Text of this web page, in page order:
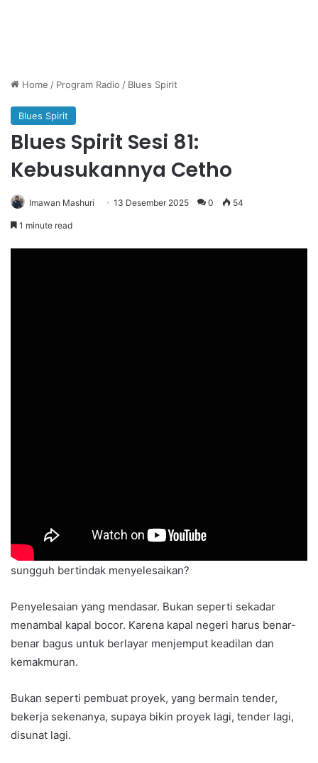
Home / Program Radio / Blues Spirit
Blues Spirit
Blues Spirit Sesi 81:
Kebusukannya Cetho
Imawan Mashuri 13 Desember 2025 0 54
1 minute read
yang sudah dimuntahkan oleh alam, untuk bisa berbicara
mendasar kepada para elite kekuasaan, supaya sungguh-
sungguh bertindak menyelesaikan?
Penyelesaian yang mendasar. Bukan seperti sekadar
menambal kapal bocor. Karena kapal negeri harus benar-
benar bagus untuk berlayar menjemput keadilan dan
kemakmuran.
Bukan seperti pembuat proyek, yang bermain tender,
bekerja sekenanya, supaya bikin proyek lagi, tender lagi,
disunat lagi.